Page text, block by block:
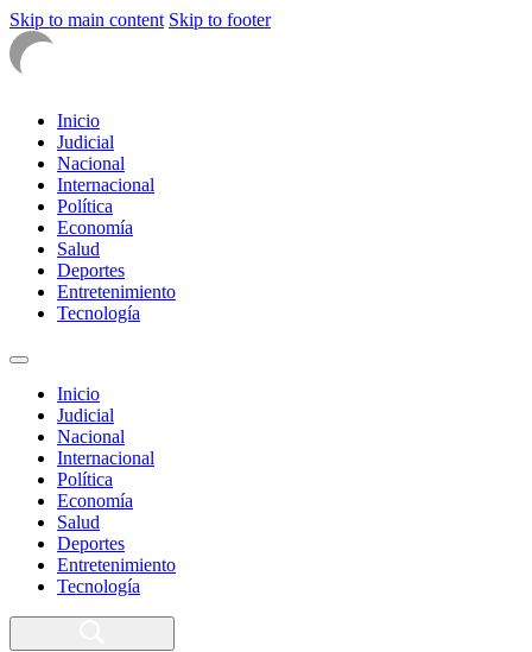
Skip to main content Skip to footer
Inicio
Judicial
Nacional
Internacional
Política
Economía
Salud
Deportes
Entretenimiento
Tecnología
Inicio
Judicial
Nacional
Internacional
Política
Economía
Salud
Deportes
Entretenimiento
Tecnología